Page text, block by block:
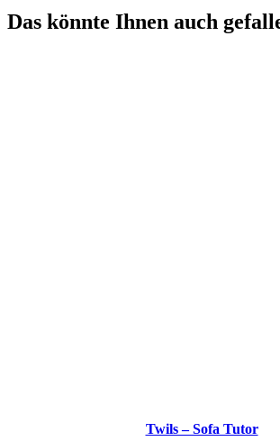
Das könnte Ihnen auch
Twils – Sofa Tutor